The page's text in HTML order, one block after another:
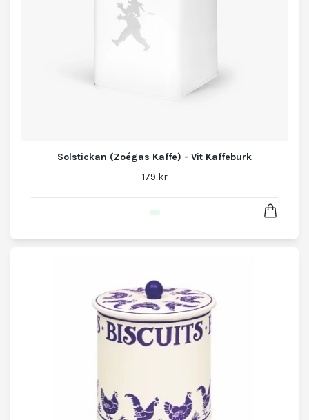
Solstickan (Zoégas Kaffe) - Vit Kaffeburk
179 kr